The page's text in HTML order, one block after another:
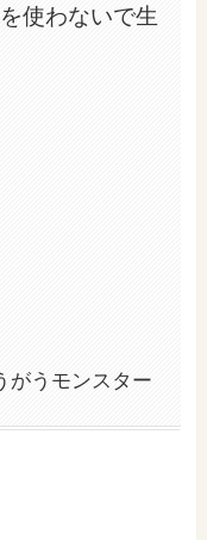
使わないで生
がうモンスター